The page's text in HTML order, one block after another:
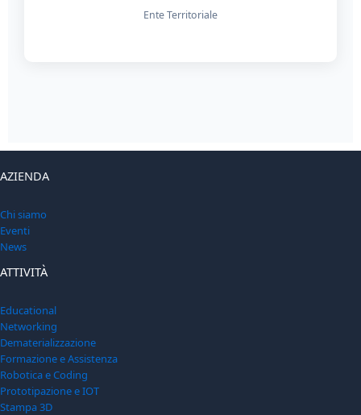
Ente Territoriale
AZIENDA
Chi siamo
Eventi
News
ATTIVITÀ
Educational
Networking
Dematerializzazione
Formazione e Assistenza
Robotica e Coding
Prototipazione e IOT
Stampa 3D